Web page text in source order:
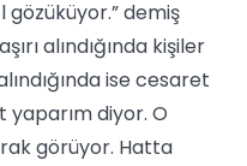
gözüküyor.” demiş
alındığında kişiler
ise cesaret
yaparım diyor. O
görüyor. Hatta